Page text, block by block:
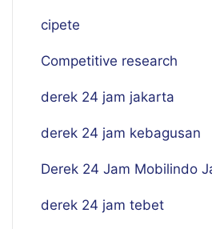
cipete
Competitive research
derek 24 jam jakarta
derek 24 jam kebagusan
Derek 24 Jam Mobilindo
derek 24 jam tebet